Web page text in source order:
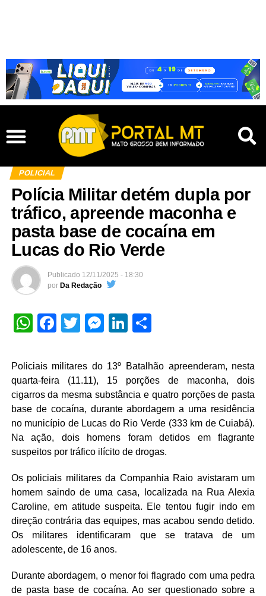
POLICIAL
Polícia Militar detém dupla por
tráfico, apreende maconha e
pasta base de cocaína em
Lucas do Rio Verde
Publicado 12/11/2025 - 18:30
por Da Redação
WhatsApp
Facebook
TwitterMessenger
LinkedIn
Policiais militares do 13º Batalhão apreenderam, nesta
quarta-feira (11.11), 15 porções de maconha, dois
cigarros da mesma substância e quatro porções de pasta
base de cocaína, durante abordagem a uma residência
no município de Lucas do Rio Verde (333 km de Cuiabá).
Na ação, dois homens foram detidos em flagrante
suspeitos por tráfico ilícito de drogas.
Os policiais militares da Companhia Raio avistaram um
homem saindo de uma casa, localizada na Rua Alexia
Caroline, em atitude suspeita. Ele tentou fugir indo em
direção contrária das equipes, mas acabou sendo detido.
Os militares identificaram que se tratava de um
adolescente, de 16 anos.
Durante abordagem, o menor foi flagrado com uma pedra
de pasta base de cocaína. Ao ser questionado sobre a